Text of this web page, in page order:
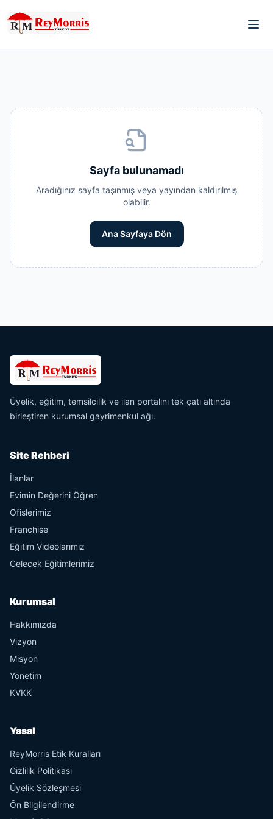
Sayfa bulunamadı
Aradığınız sayfa taşınmış veya yayından kaldırılmış
olabilir.
Ana Sayfaya Dön
Üyelik, eğitim, temsilcilik ve ilan portalını tek çatı altında
birleştiren kurumsal gayrimenkul ağı.
Site Rehberi
İlanlar
Evimin Değerini Öğren
Ofislerimiz
Franchise
Eğitim Videolarımız
Gelecek Eğitimlerimiz
Kurumsal
Hakkımızda
Vizyon
Misyon
Yönetim
KVKK
Yasal
ReyMorris Etik Kuralları
Gizlilik Politikası
Üyelik Sözleşmesi
Ön Bilgilendirme